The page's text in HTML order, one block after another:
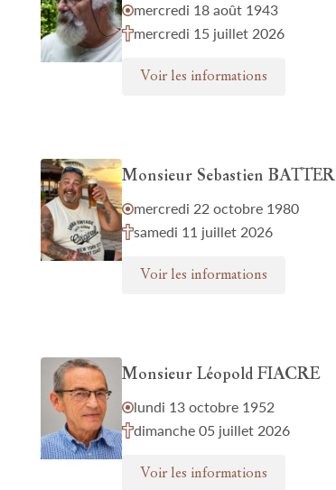
mercredi 18 août 1943
mercredi 15 juillet 2026
Voir les informations
Monsieur Sebastien BATTER
mercredi 22 octobre 1980
samedi 11 juillet 2026
Voir les informations
Monsieur Léopold FIACRE
lundi 13 octobre 1952
dimanche 05 juillet 2026
Voir les informations